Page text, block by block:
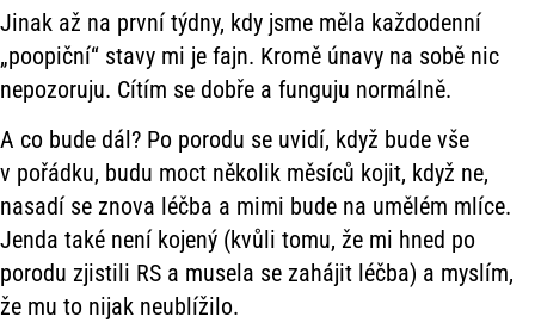
Jinak až na první týdny, kdy jsme měla každodenní
„poopiční“ stavy mi je fajn. Kromě únavy na sobě nic
nepozoruju. Cítím se dobře a funguju normálně.
A co bude dál? Po porodu se uvidí, když bude vše
v pořádku, budu moct několik měsíců kojit, když ne,
nasadí se znova léčba a mimi bude na umělém mlíce.
Jenda také není kojený (kvůli tomu, že mi hned po
porodu zjistili RS a musela se zahájit léčba) a myslím,
že mu to nijak neublížilo.